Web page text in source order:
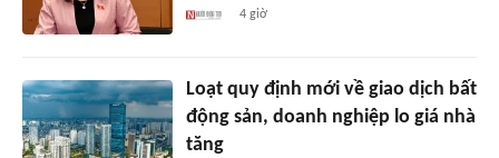
4 giờ
Loạt quy định mới về giao dịch bất
động sản, doanh nghiệp lo giá nhà
tăng